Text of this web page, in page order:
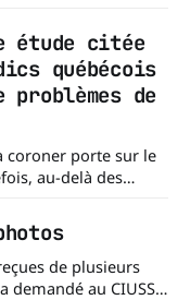
s'étend sur
étude citée
québécois
de
coroner porte sur le
au-delà des
chez
qui leur
de plusieurs
demandé au CIUSSS